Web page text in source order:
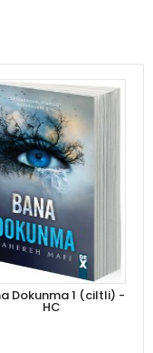
Dokunma 1 (ciltli) -
HC